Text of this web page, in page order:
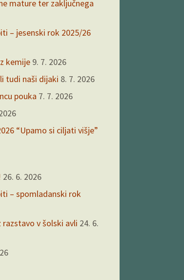
mature ter zaključnega
– jesenski rok 2025/26
kemije 9. 7. 2026
tudi naši dijaki 8. 7. 2026
pouka 7. 7. 2026
“Upamo si ciljati višje”
26. 6. 2026
– spomladanski rok
v šolski avli 24. 6.